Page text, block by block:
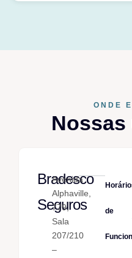
ONDE
Bradesco
Seguros
Avenida
Alphaville,
779,
Sala
207/210
–
de